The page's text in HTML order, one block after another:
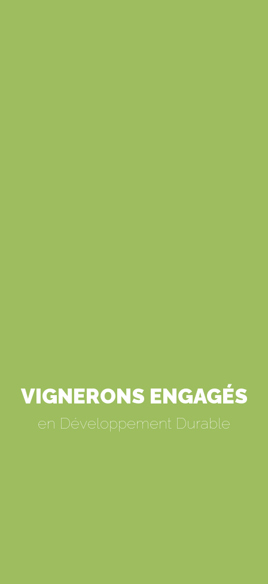
VIGNERONS ENGAGÉS
en Développement Durable